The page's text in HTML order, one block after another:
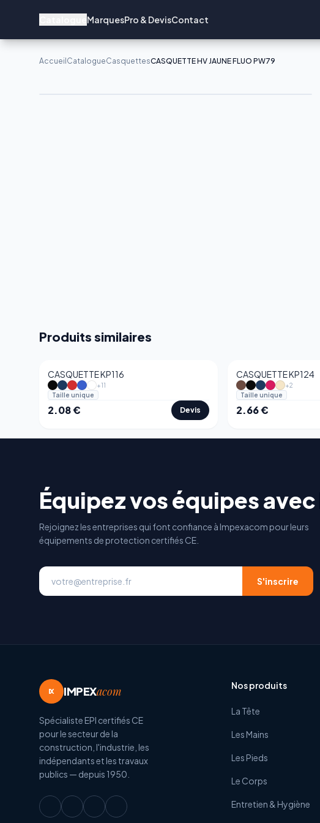
MarquesPro & DevisContact
Accueil CatalogueCasquettesCASQUETTE HV JAUNE FLUO PW79
Produits similaires
CASQUETTE KP116
+11
Taille unique
2.08€ Devis
CASQUETTE KP124
+2
Taille unique
2.66€
Équipez vos équipes avec
Rejoignez les entreprises qui font confiance à Impexacom pour leurs
équipements de protection certifiés CE.
S'inscrire
IX IMPEXacom
Spécialiste EPI certifiés CE
pour le secteur de la
construction, l'industrie, les
indépendants et les travaux
publics — depuis 1950.
Nos produits
La Tête
Les Mains
Les Pieds
Le Corps
Entretien & Hygiène